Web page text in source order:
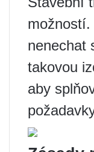
nenechat
takovou
aby